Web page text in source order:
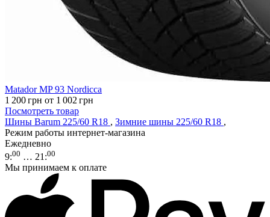
Matador MP 93 Nordicca
1 200грн от 1 002 грн
Посмотреть товар
Шины Barum 225/60 R18 , Зимние шины 225/60 R18 ,
Режим работы интернет-магазина
Ежедневно
9:00 … 21:00
Мы принимаем к оплате